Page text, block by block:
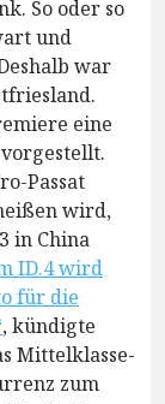
So oder so
und
war
eine
Passat
wird,
in China
ID.4 wird
für die
, kündigte
Mittelklasse-
zum